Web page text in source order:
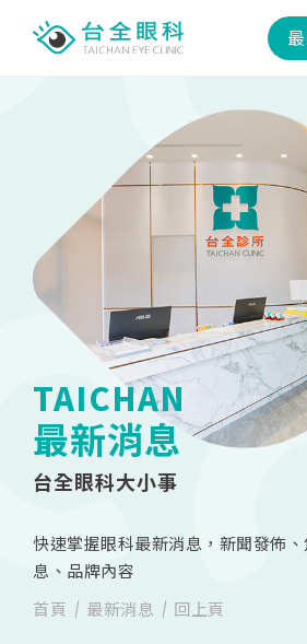
TAICHAN
最新消息
台全眼科大小事
快速掌握眼科最新消息，新聞發佈
息、品牌內容
首頁
最新消息 回上頁